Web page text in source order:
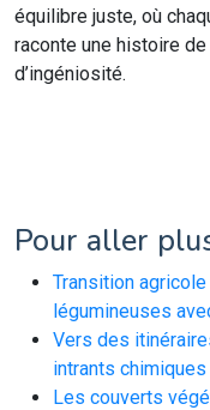
équilibre juste, où
raconte une histoire
d’ingéniosité.
Pour aller
Transition
légumineuses
Vers des
intrants chimiques
Les couverts